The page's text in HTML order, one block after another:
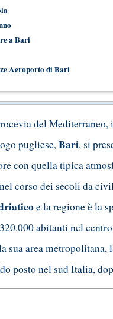
a Bari
Aeroporto di Bari
del Mediterraneo,
pugliese,Bari, si
con quella tipica
corso dei secoli da
e la regione è la
abitanti nel
sua area metropolitana,
posto nel sud Italia,